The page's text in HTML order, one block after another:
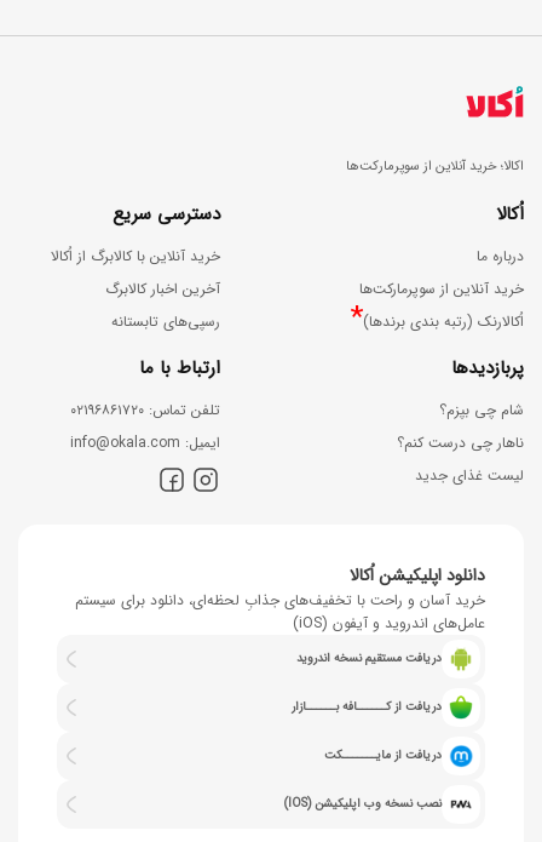
اکالا؛ خرید آنلاین از سوپرمارکت‌ها
اُکالا
درباره ما
خرید آنلاین از سوپرمارکت‌ها
اُکالارنک (رتبه بندی برندها)*
دسترسی سریع
خرید آنلاین با کالابرگ از اُکالا
آخرین اخبار کالابرگ
رسپی‌های تابستانه
پربازدیدها
شام چی بپزم؟
ناهار چی درست کنم؟
لیست غذای جدید
ارتباط با ما
ﺗﻠﻔﻦ ﺗﻤﺎس: ۰۲۱۹۶۸۶۱۷۲۰
اﯾﻤﯿﻞ: info@okala.com
دانلود اپلیکیشن اُکالا
خرید آسان و راحت با تخفیف‌های جذابِ لحظه‌ای، دانلود برای سیستم
عامل‌های اندروید و آیفون (iOS)
دریافت مستقیم نسخه اندروید
دریافت از کــــــافه بــــــازار
دریافت از مایـــــــکت
نصب نسخه وب اپلیکیشن (IOS)